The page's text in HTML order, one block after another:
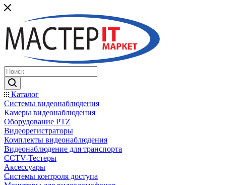
Каталог
Системы видеонаблюдения
Камеры видеонаблюдения
Оборудование PTZ
Видеорегистраторы
Комплекты видеонаблюдения
Видеонаблюдение для транспорта
CCTV-Тестеры
Аксессуары
Системы контроля доступа